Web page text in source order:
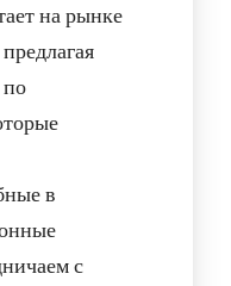
на рынке
в
с